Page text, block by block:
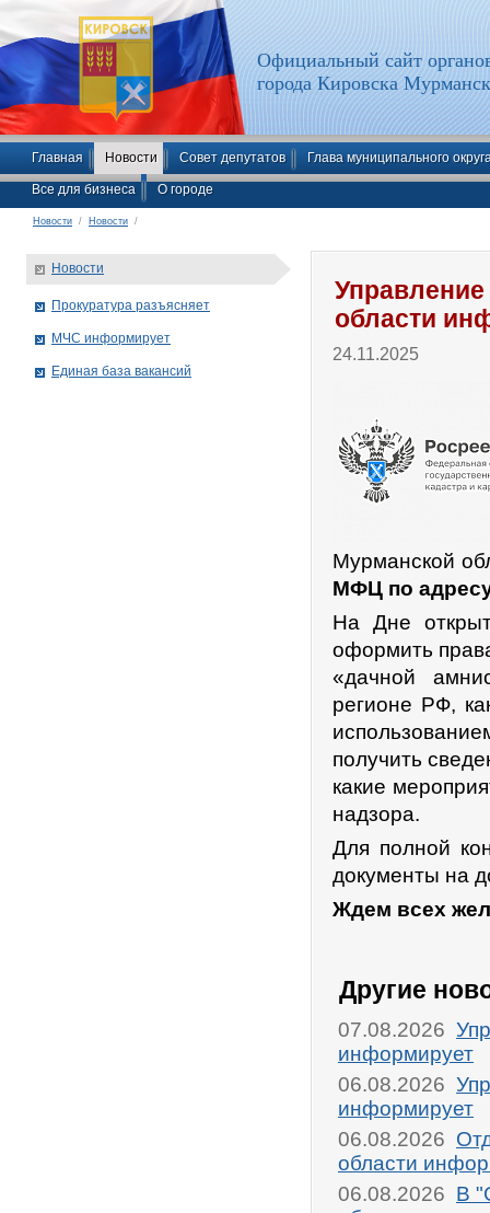
Официальный сайт
города Кировска
Главная Новости Совет депутатов Глава муниципального
Все для бизнеса О городе
Новости / Новости /
области
24.11.2025
Мурманской
МФЦ по
На Дне
оформить
«дачной
регионе РФ,
получить
какие
надзора.
Для полной
документы на
Ждем всех
Другие
07.08.2026
информирует
06.08.2026
информирует
06.08.2026
области
06.08.2026 В
Новости
Прокуратура разъясняет
МЧС информирует
Единая база вакансий